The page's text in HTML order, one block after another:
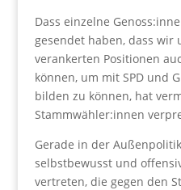
Dass einzelne
gesendet haben, dass wir
verankerten Positionen
können, um mit SPD und
bilden zu können, hat
Stammwähler:innen
Gerade in der
selbstbewusst und
vertreten, die gegen den